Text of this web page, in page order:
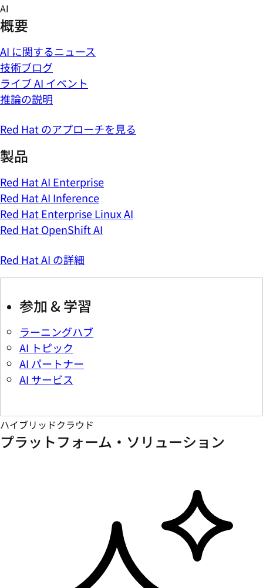
Skip
to
content
AI
概要
AI に関するニュース
技術ブログ
ライブ AI イベント
推論の説明
Red Hat のアプローチを見る
製品
Red Hat AI Enterprise
Red Hat AI Inference
Red Hat Enterprise Linux AI
Red Hat OpenShift AI
Red Hat AI の詳細
参加 & 学習
ラーニングハブ
AI トピック
AI パートナー
AI サービス
ハイブリッドクラウド
プラットフォーム・ソリューション